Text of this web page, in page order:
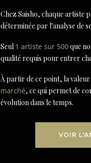
Chez Saisho, chaque artiste
déterminée par l'analyse de
Seul 1 artiste sur 500que
qualité requis pour entrer
À partir de ce point, la
marché, ce qui permet de
évolution dans le temps.
VOIR